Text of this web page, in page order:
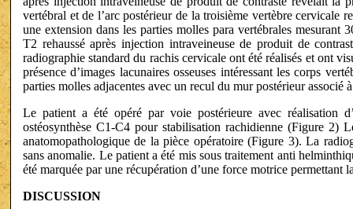
vertébral et de l’arc postérieur de la troisième vertèbre cervicale
une extension dans les parties molles para vertébrales
T2 rehaussé après injection intraveineuse de produit de
radiographie standard du rachis cervicale ont été réalisés et ont
présence d’images lacunaires osseuses intéressant les corps
parties molles adjacentes avec un recul du mur postérieur
Le patient a été opéré par voie postérieure avec réalisation
ostéosynthèse C1-C4 pour stabilisation rachidienne (Figure 2)
anatomopathologique de la pièce opératoire (Figure 3). La
sans anomalie. Le patient a été mis sous traitement anti
été marquée par une récupération d’une force motrice permettant
DISCUSSION